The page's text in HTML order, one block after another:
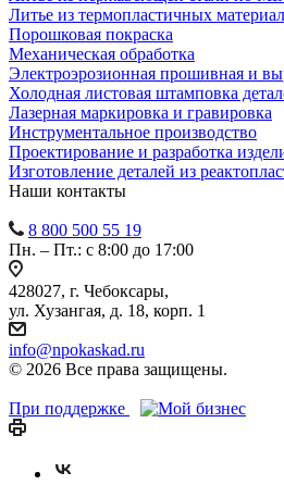
Литье из термопластичных
Порошковая покраска
Механическая обработка
Электроэрозионная прошивная и
Холодная листовая штамповка
Лазерная маркировка и гравировка
Инструментальное производство
Проектирование и разработка
Изготовление деталей из
Наши контакты
8 800 500 55 19
Пн. – Пт.: с 8:00 до 17:00
428027, г. Чебоксары,
ул. Хузангая, д. 18, корп. 1
info@npokaskad.ru
© 2026 Все права защищены.
При поддержке